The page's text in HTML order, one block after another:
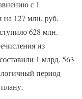
с 1
на 127 млн. руб.
628 млн.
из
1 млрд. 563
период